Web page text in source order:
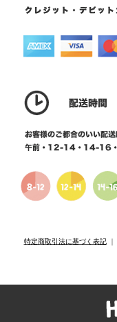
特定商取引法に基づく表記｜